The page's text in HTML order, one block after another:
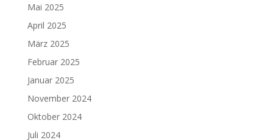
Mai 2025
April 2025
März 2025
Februar 2025
Januar 2025
November 2024
Oktober 2024
Juli 2024